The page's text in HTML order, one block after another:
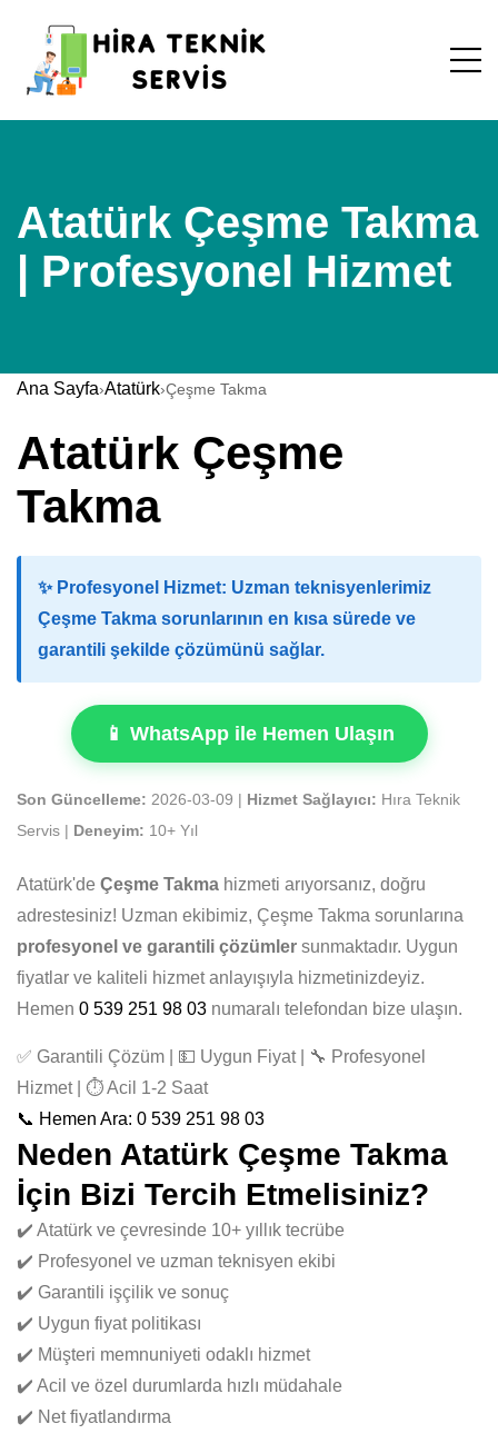
Atatürk Çeşme Takma
| Profesyonel Hizmet
Ana Sayfa›Atatürk›Çeşme Takma
Atatürk Çeşme
Takma
✨ Profesyonel Hizmet: Uzman teknisyenlerimiz
Çeşme Takma sorunlarının en kısa sürede ve
garantili şekilde çözümünü sağlar.
📱 WhatsApp ile Hemen Ulaşın
Son Güncelleme: 2026-03-09 | Hizmet Sağlayıcı: Hıra Teknik
Servis |
Deneyim: 10+ Yıl
Atatürk'de Çeşme Takma hizmeti arıyorsanız, doğru
adrestesiniz! Uzman ekibimiz, Çeşme Takma sorunlarına
profesyonel ve garantili çözümler sunmaktadır. Uygun
fiyatlar ve kaliteli hizmet anlayışıyla hizmetinizdeyiz.
Hemen 0 539 251 98 03 numaralı telefondan bize ulaşın.
✅ Garantili Çözüm | 💵 Uygun Fiyat | 🔧 Profesyonel
Hizmet | ⏱️ Acil 1-2 Saat
📞 Hemen Ara: 0 539 251 98 03
Neden Atatürk Çeşme Takma
İçin Bizi Tercih Etmelisiniz?
✔️ Atatürk ve çevresinde 10+ yıllık tecrübe
✔️ Profesyonel ve uzman teknisyen ekibi
✔️ Garantili işçilik ve sonuç
✔️ Uygun fiyat politikası
✔️ Müşteri memnuniyeti odaklı hizmet
✔️ Acil ve özel durumlarda hızlı müdahale
✔️ Net fiyatlandırma